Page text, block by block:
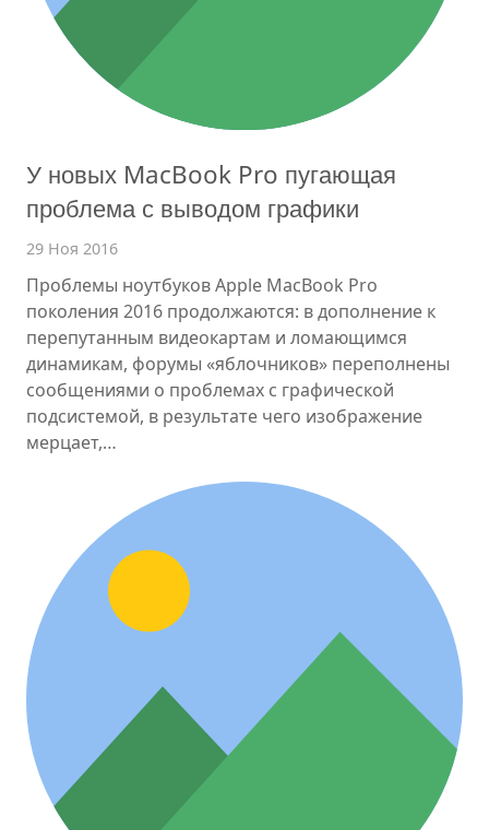
У новых MacBook Pro пугающая
проблема с выводом графики
29 Ноя 2016
Проблемы ноутбуков Apple MacBook Pro
поколения 2016 продолжаются: в дополнение к
перепутанным видеокартам и ломающимся
динамикам, форумы «яблочников» переполнены
сообщениями о проблемах с графической
подсистемой, в результате чего изображение
мерцает,…